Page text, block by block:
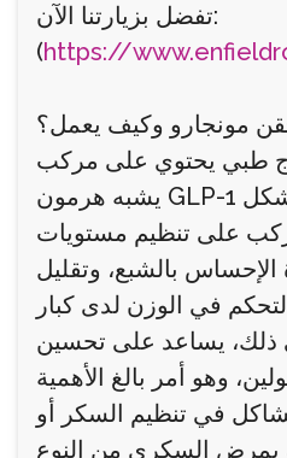
تفضل بزيارتنا الآن:
(https://
مونجارو وكيف يعمل؟
طبي يحتوي على مركب
يشبه هرمون GLP-1 الذي يفرزه الجسم بشكل
على تنظيم مستويات
الإحساس بالشبع، وتقليل
في الوزن لدى كبار
ذلك، يساعد على تحسين
وهو أمر بالغ الأهمية
في تنظيم السكر أو
بمرض السكري من النوع